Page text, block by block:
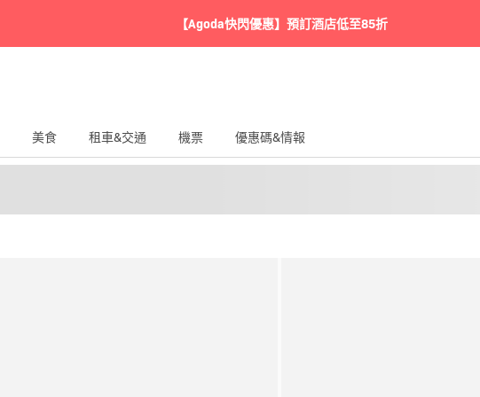
【Agoda快閃優惠】預訂酒店低至85折
美食 租車&交通 機票 優惠碼&情報